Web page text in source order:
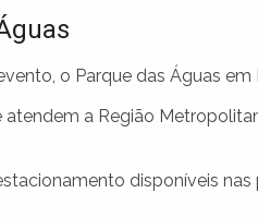
o Parque das Águas
atendem a Região
disponíveis